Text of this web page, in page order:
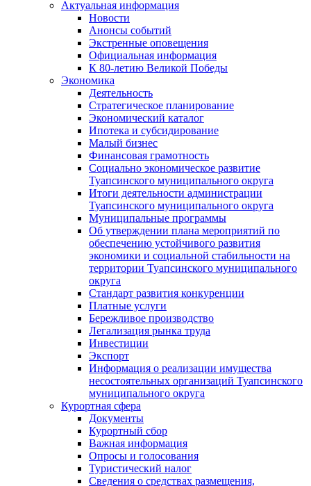
Актуальная информация
Новости
Анонсы событий
Экстренные оповещения
Официальная информация
К 80-летию Великой Победы
Экономика
Деятельность
Стратегическое планирование
Экономический каталог
Ипотека и субсидирование
Малый бизнес
Финансовая грамотность
Социально экономическое развитие
Туапсинского муниципального округа
Итоги деятельности администрации
Туапсинского муниципального округа
Муниципальные программы
Об утверждении плана мероприятий по
обеспечению устойчивого развития
экономики и социальной стабильности на
территории Туапсинского муниципального
округа
Стандарт развития конкуренции
Платные услуги
Бережливое производство
Легализация рынка труда
Инвестиции
Экспорт
Информация о реализации имущества
несостоятельных организаций Туапсинского
муниципального округа
Курортная сфера
Документы
Курортный сбор
Важная информация
Опросы и голосования
Туристический налог
Сведения о средствах размещения,